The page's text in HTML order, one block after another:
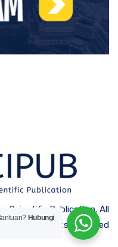
Scientific Publication. All
Rights Reserved
Hubungi